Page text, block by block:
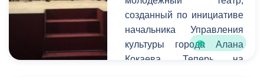
возможность
предупредить остальных
граждан города о
временных неудобствах
созданный по инициативе
начальника Управления
культуры города Алана
Кокаева. Теперь на